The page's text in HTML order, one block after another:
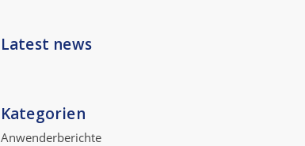
Latest news
Kategorien
Anwenderberichte